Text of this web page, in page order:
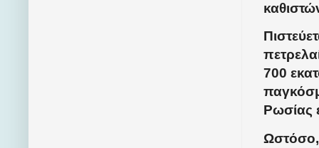
700
Ρωσίας
Ωστόσο,